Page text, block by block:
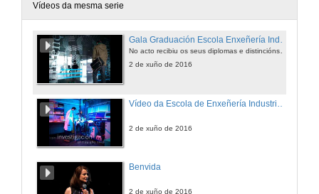
Vídeos da mesma serie
Gala Graduación Escola Enxeñería Industrial Promoción 2012-2016. Completa
2 de xuño de 2016
2 de xuño de 2016
Benvida
2 de xuño de 2016